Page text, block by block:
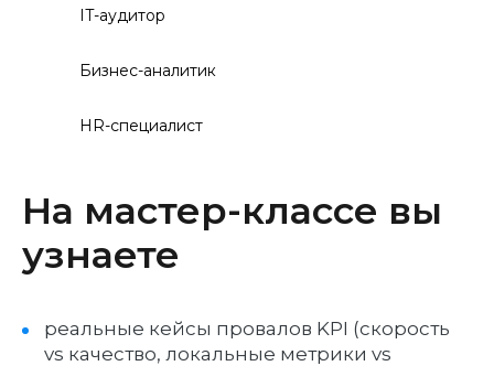
IT-аудитор
Бизнес-аналитик
HR-специалист
На мастер-классе вы
узнаете
реальные кейсы провалов KPI (скорость
vs качество, локальные метрики vs